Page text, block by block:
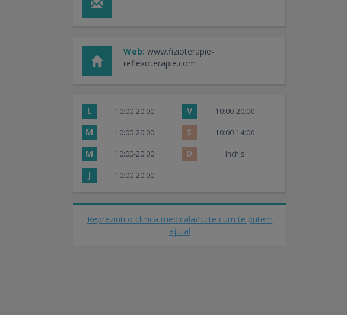
Web: www.fizioterapie-
reflexoterapie.com
L 10:00-20:00 V 10:00-20:00
M 10:00-20:00 S 10:00-14:00
M 10:00-20:00 D Inchis
J 10:00-20:00
Reprezinti o clinica medicala? Uite cum te putem
ajuta!